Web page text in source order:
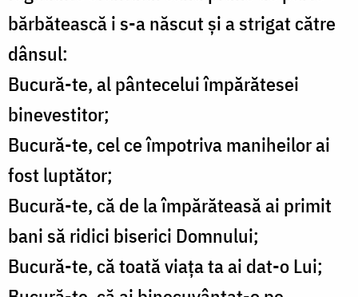
bărbătească i s-a născut și a strigat către
dânsul:
Bucură-te, al pântecelui împărătesei
binevestitor;
Bucură-te, cel ce împotriva maniheilor ai
fost luptător;
Bucură-te, că de la împărăteasă ai primit
bani să ridici biserici Domnului;
Bucură-te, că toată viața ta ai dat-o Lui;